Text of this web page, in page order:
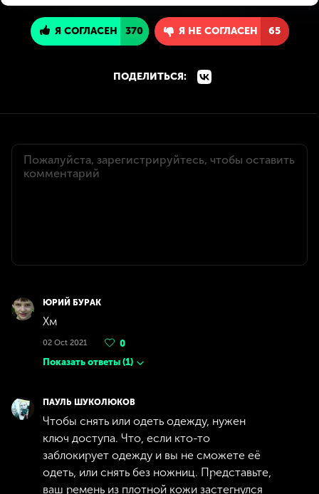
Я СОГЛАСЕН 370 Я НЕ СОГЛАСЕН 65
ПОДЕЛИТЬСЯ:
ЮРИЙ БУРАК
Хм
02 Oct 2021
0
Показать ответы (1)
ПАУЛЬ ШУКОЛЮКОВ
Чтобы снять или одеть одежду, нужен
ключ доступа. Что, если кто-то
заблокирует одежду и вы не сможете её
одеть, или снять без ножниц. Представьте,
ваш ремень из плотной кожи застегнулся